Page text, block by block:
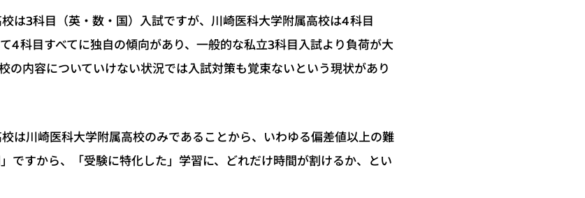
は3科目（英・数・国）入試ですが、川崎医科大学附属高校は4科目
4科目すべてに独自の傾向があり、一般的な私立3科目入試より負荷が大
の内容についていけない状況では入試対策も覚束ないという現状があり
は川崎医科大学附属高校のみであることから、いわゆる偏差値以上の難
ですから、「受験に特化した」学習に、どれだけ時間が割けるか、とい